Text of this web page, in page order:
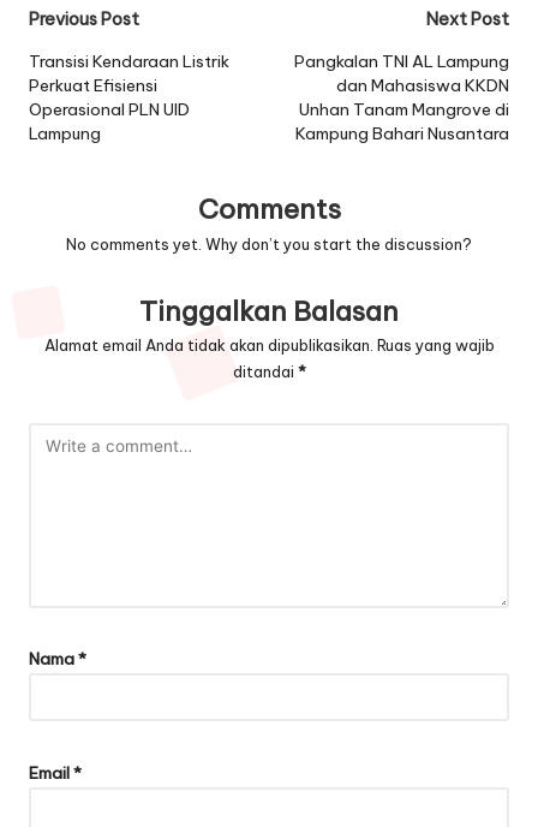
Post
navigation
Previous Post
Transisi Kendaraan Listrik
Perkuat Efisiensi
Operasional PLN UID
Lampung
Next Post
Pangkalan TNI AL Lampung
dan Mahasiswa KKDN
Unhan Tanam Mangrove di
Kampung Bahari Nusantara
Comments
No comments yet. Why don’t you start the discussion?
Tinggalkan Balasan
Alamat email Anda tidak akan dipublikasikan. Ruas yang wajib
ditandai *
Nama*
Email*